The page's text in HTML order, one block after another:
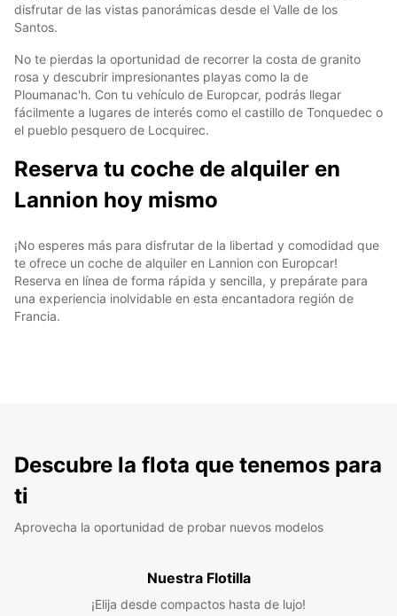
disfrutar de las vistas panorámicas desde el Valle de los
Santos.
No te pierdas la oportunidad de recorrer la costa de granito
rosa y descubrir impresionantes playas como la de
Ploumanac'h. Con tu vehículo de Europcar, podrás llegar
fácilmente a lugares de interés como el castillo de Tonquedec o
el pueblo pesquero de Locquirec.
Reserva tu coche de alquiler en
Lannion hoy mismo
¡No esperes más para disfrutar de la libertad y comodidad que
te ofrece un coche de alquiler en Lannion con Europcar!
Reserva en línea de forma rápida y sencilla, y prepárate para
una experiencia inolvidable en esta encantadora región de
Francia.
Descubre la flota que tenemos para
ti
Aprovecha la oportunidad de probar nuevos modelos
Nuestra Flotilla
¡Elija desde compactos hasta de lujo!